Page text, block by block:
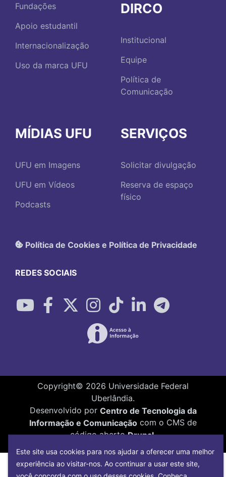
Fundações
Apoio estudantil
Internacionalização
Uso da marca UFU
DIRCO
Institucional
Equipe
Política de
Comunicação
MÍDIAS UFU
UFU em Imagens
UFU em Vídeos
Podcasts
SERVIÇOS
Solicitar divulgação
Reserva de espaço
físico
Política de Cookies e Política de Privacidade
REDES SOCIAIS
Copyright© 2026 Universidade Federal
Uberlândia.
Desenvolvido por Centro de Tecnologia da
Informação e Comunicação com o CMS de
código abertoDrupal.
Este site usa cookies para nos ajudar a oferecer uma melhor
experiência ao visitar-nos. Ao continuar a usar este site,